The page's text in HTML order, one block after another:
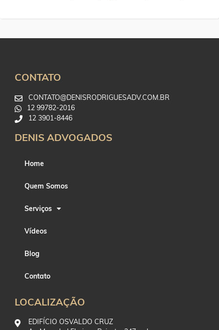
CONTATO
CONTATO@DENISRODRIGUESADV.COM.BR
12 99782-2016
12 3901-8446
DENIS ADVOGADOS
Home
Quem Somos
Serviços
Vídeos
Blog
Contato
LOCALIZAÇÃO
EDIFÍCIO OSVALDO CRUZ